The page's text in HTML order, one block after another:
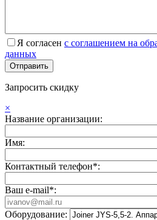
Я согласен с соглашением на
данных
Запросить скидку
×
Название организации:
Имя:
Контактный телефон*:
Ваш e-mail*:
Оборудование: